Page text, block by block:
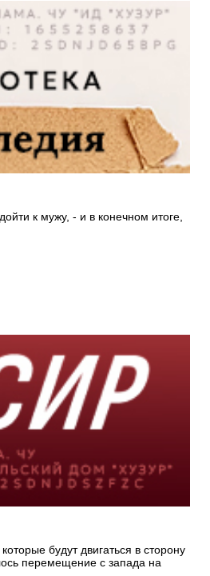
к мужу, - и в конечном итоге,
будут двигаться в сторону
перемещение с запада на